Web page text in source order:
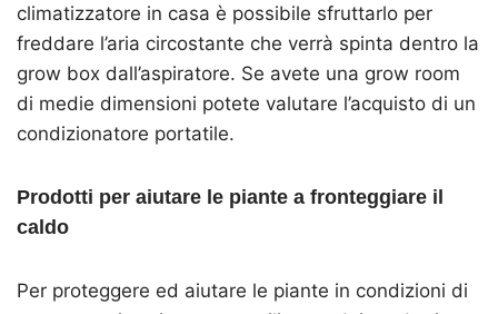
climatizzatore in casa è possibile sfruttarlo per
freddare l’aria circostante che verrà spinta dentro la
grow box dall’aspiratore. Se avete una grow room
di medie dimensioni potete valutare l’acquisto di un
condizionatore portatile.
Prodotti per aiutare le piante a fronteggiare il
caldo
Per proteggere ed aiutare le piante in condizioni di